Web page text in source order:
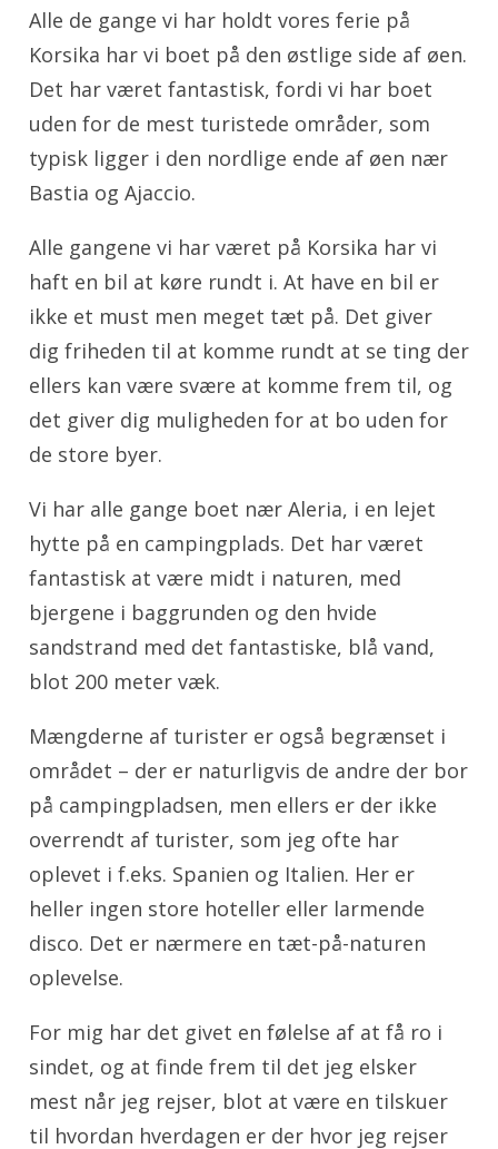
Alle de gange vi har holdt vores ferie på
Korsika har vi boet på den østlige side af øen.
Det har været fantastisk, fordi vi har boet
uden for de mest turistede områder, som
typisk ligger i den nordlige ende af øen nær
Bastia og Ajaccio.
Alle gangene vi har været på Korsika har vi
haft en bil at køre rundt i. At have en bil er
ikke et must men meget tæt på. Det giver
dig friheden til at komme rundt at se ting der
ellers kan være svære at komme frem til, og
det giver dig muligheden for at bo uden for
de store byer.
Vi har alle gange boet nær Aleria, i en lejet
hytte på en campingplads. Det har været
fantastisk at være midt i naturen, med
bjergene i baggrunden og den hvide
sandstrand med det fantastiske, blå vand,
blot 200 meter væk.
Mængderne af turister er også begrænset i
området – der er naturligvis de andre der bor
på campingpladsen, men ellers er der ikke
overrendt af turister, som jeg ofte har
oplevet i f.eks. Spanien og Italien. Her er
heller ingen store hoteller eller larmende
disco. Det er nærmere en tæt-på-naturen
oplevelse.
For mig har det givet en følelse af at få ro i
sindet, og at finde frem til det jeg elsker
mest når jeg rejser, blot at være en tilskuer
til hvordan hverdagen er der hvor jeg rejser